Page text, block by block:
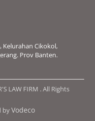
Kelurahan Cikokol,
Prov Banten.
LAW FIRM . All Rights
byVodeco